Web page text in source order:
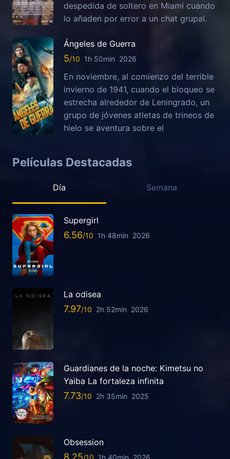
despedida de soltero en Miami cuando
lo añaden por error a un chat grupal.
Ángeles de Guerra
5 1h 50min 2026
En noviembre, al comienzo del terrible
invierno de 1941, cuando el bloqueo se
estrecha alrededor de Leningrado, un
grupo de jóvenes atletas de trineos de
hielo se aventura sobre el
Películas Destacadas
Día Semana
Supergirl
6.56 1h 48min 2026
La odisea
7.97 2h 52min 2026
Guardianes de la noche: Kimetsu no
Yaiba La fortaleza infinita
7.73 2h 35min 2025
Obsession
8.25 1h 40min 2026